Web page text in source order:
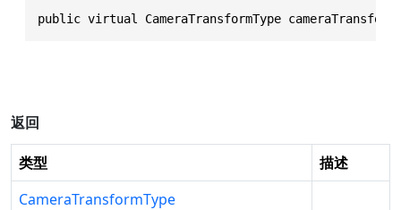
public virtual CameraTransformType
返回
类型
描述
CameraTransformType